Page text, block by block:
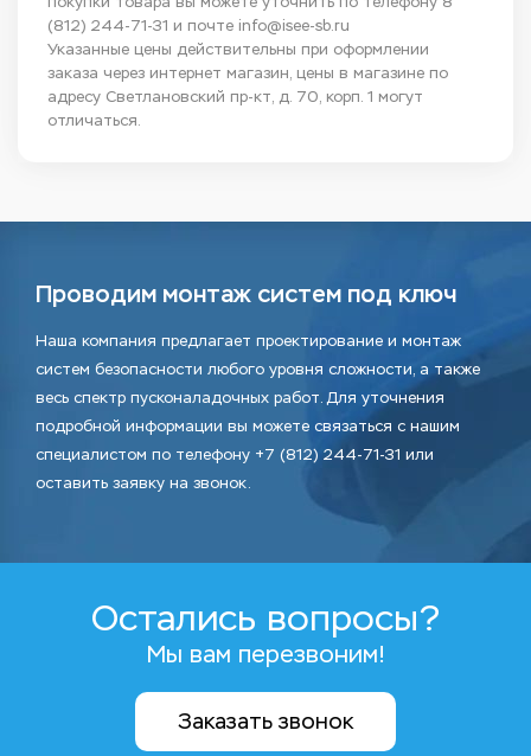
(812) 244-71-31 и почте info@isee-sb.ru
Указанные цены действительны при оформлении
заказа через интернет магазин, цены в магазине по
адресу Светлановский пр-кт, д. 70, корп. 1 могут
отличаться.
Проводим монтаж систем под ключ
Наша компания предлагает проектирование и монтаж
систем безопасности любого уровня сложности, а также
весь спектр пусконаладочных работ. Для уточнения
подробной информации вы можете связаться с нашим
специалистом по телефону +7 (812) 244-71-31 или
оставить заявку на звонок.
Остались вопросы?
Мы вам перезвоним!
Заказать звонок